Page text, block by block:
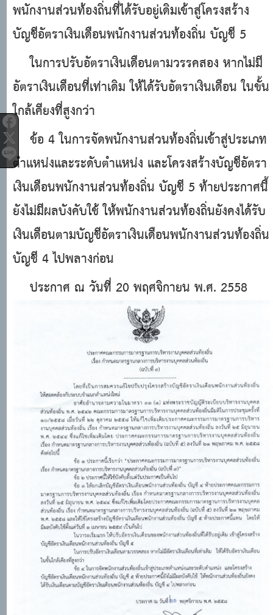
พนักงานส่วนท้องถิ่นที่ได้รับอยู่เดิมเข้าสู่โครงสร้าง
บัญชีอัตราเงินเดือนพนักงานส่วนท้องถิ่น บัญชี 5
ในการปรับอัตราเงินเดือนตามวรรคสอง หากไม่มี
อัตราเงินเดือนที่เท่าเดิม ให้ได้รับอัตราเงินเดือน ในขั้น
ใกล้เคียงที่สูงกว่า
ข้อ 4 ในการจัดพนักงานส่วนท้องถิ่นเข้าสู่ประเภท
ตําแหน่งและระดับตําแหน่ง และโครงสร้างบัญชีอัตรา
เงินเดือนพนักงานส่วนท้องถิ่น บัญชี 5 ท้ายประกาศนี้
ยังไม่มีผลบังคับใช้ ให้พนักงานส่วนท้องถิ่นยังคงได้รับ
เงินเดือนตามบัญชีอัตราเงินเดือนพนักงานส่วนท้องถิ่น
บัญชี 4 ไปพลางก่อน
ประกาศ ณ วันที่ 20 พฤศจิกายน พ.ศ. 2558